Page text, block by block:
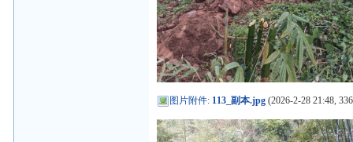
图片附件: 113_副本.jpg (2026-2-28 21:48,